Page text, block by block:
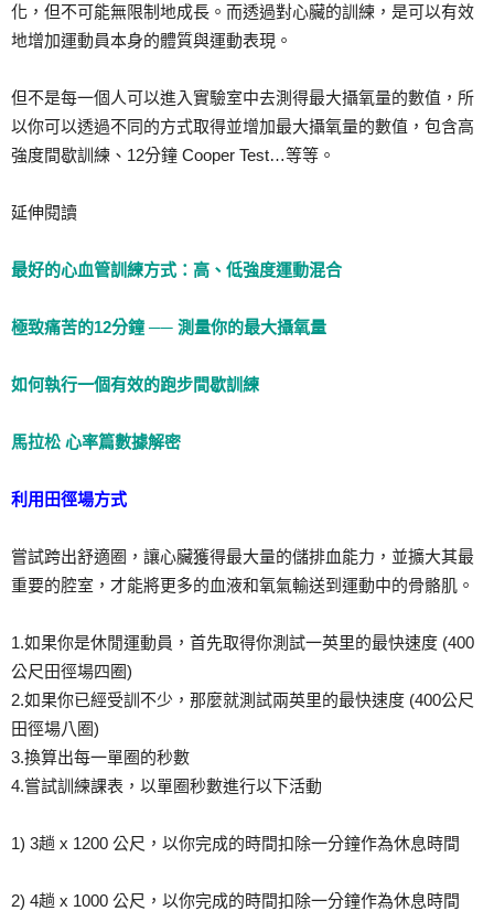
化，但不可能無限制地成長。而透過對心臟的訓練，是可以有效
地增加運動員本身的體質與運動表現。
但不是每一個人可以進入實驗室中去測得最大攝氧量的數值，所
以你可以透過不同的方式取得並增加最大攝氧量的數值，包含高
強度間歇訓練、12分鐘 Cooper Test…等等。
延伸閱讀
最好的心血管訓練方式：高、低強度運動混合
極致痛苦的12分鐘 ── 測量你的最大攝氧量
如何執行一個有效的跑步間歇訓練
馬拉松 心率篇數據解密
利用田徑場方式
嘗試跨出舒適圈，讓心臟獲得最大量的儲排血能力，並擴大其最
重要的腔室，才能將更多的血液和氧氣輸送到運動中的骨骼肌。
1.如果你是休閒運動員，首先取得你測試一英里的最快速度 (400
公尺田徑場四圈)
2.如果你已經受訓不少，那麼就測試兩英里的最快速度 (400公尺
田徑場八圈)
3.換算出每一單圈的秒數
4.嘗試訓練課表，以單圈秒數進行以下活動
1) 3趟 x 1200 公尺，以你完成的時間扣除一分鐘作為休息時間
2) 4趟 x 1000 公尺，以你完成的時間扣除一分鐘作為休息時間